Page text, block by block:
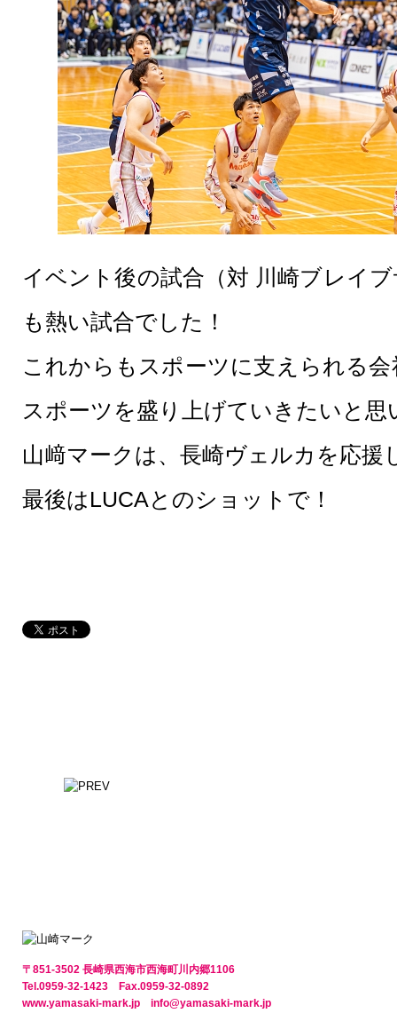
イベント後の試合（対 川崎ブレイ
も熱い試合でした！
これからもスポーツに支えられる
スポーツを盛り上げていきたいと思
山﨑マークは、長崎ヴェルカを応援
最後はLUCAとのショットで！
〒851-3502 長崎県西海市西海町川内郷1106
Tel.0959-32-1423 Fax.0959-32-0892
www.yamasaki-mark.jp info@yamasaki-mark.jp